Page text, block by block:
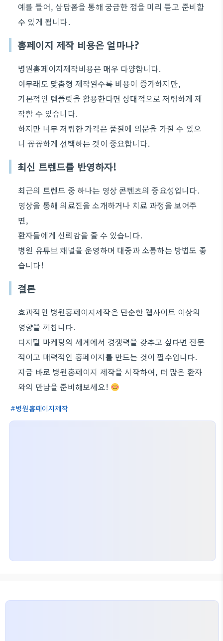
예를 들어, 상담폼을 통해 궁금한 점을 미리 듣고 준비할
수 있게 됩니다.
홈페이지 제작 비용은 얼마나?
병원홈페이지제작비용은 매우 다양합니다.
아무래도 맞춤형 제작일수록 비용이 증가하지만,
기본적인 템플릿을 활용한다면 상대적으로 저렴하게 제
작할 수 있습니다.
하지만 너무 저렴한 가격은 품질에 의문을 가질 수 있으
니 꼼꼼하게 선택하는 것이 중요합니다.
최신 트렌드를 반영하자!
최근의 트렌드 중 하나는 영상 콘텐츠의 중요성입니다.
영상을 통해 의료진을 소개하거나 치료 과정을 보여주
면,
환자들에게 신뢰감을 줄 수 있습니다.
병원 유튜브 채널을 운영하며 대중과 소통하는 방법도 좋
습니다!
결론
효과적인 병원홈페이지제작은 단순한 웹사이트 이상의
영향을 끼칩니다.
디지털 마케팅의 세계에서 경쟁력을 갖추고 싶다면 전문
적이고 매력적인 홈페이지를 만드는 것이 필수입니다.
지금 바로 병원홈페이지 제작을 시작하여, 더 많은 환자
와의 만남을 준비해보세요!
병원홈페이지제작